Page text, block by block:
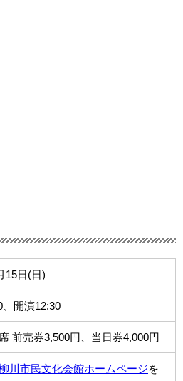
15日(日)
、開演12:30
前売券3,500円、当日券4,000円
川市民文化会館ホームページ を